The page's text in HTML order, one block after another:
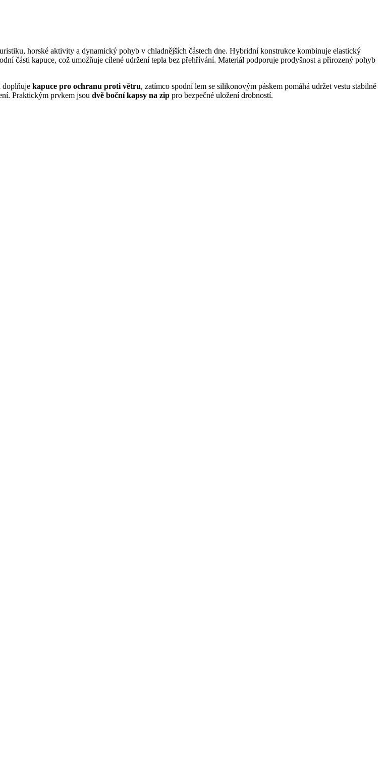
horské aktivity a dynamický pohyb v chladnějších částech dne. Hybridní konstrukce kombinuje elastický
části kapuce, což umožňuje cílené udržení tepla bez přehřívání. Materiál podporuje prodyšnost a přirozený pohyb
doplňuje kapuce pro ochranu proti větru, zatímco spodní lem se silikonovým páskem pomáhá udržet vestu stabilně
Praktickým prvkem jsou dvě boční kapsy na zip pro bezpečné uložení drobností.